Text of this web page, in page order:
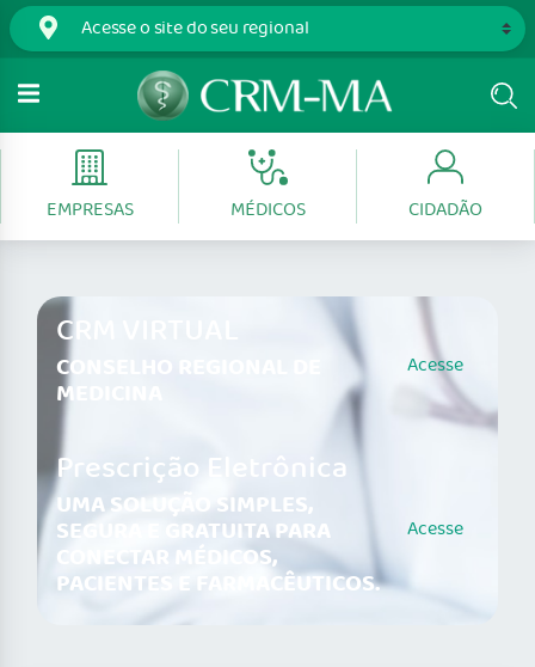
EMPRESAS MÉDICOS CIDADÃO
CRM VIRTUAL
CONSELHO REGIONAL DE
MEDICINA
Acesse
Prescrição Eletrônica
UMA SOLUÇÃO SIMPLES,
SEGURA E GRATUITA PARA
CONECTAR MÉDICOS,
PACIENTES E FARMACÊUTICOS.
Acesse